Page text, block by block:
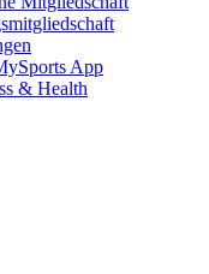
App
& Health